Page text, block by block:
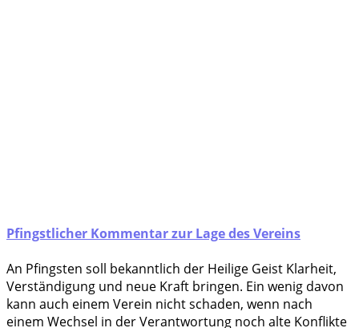
Pfingstlicher Kommentar zur Lage des Vereins
An Pfings­ten soll bekannt­lich der Hei­li­ge Geist Klar­heit,
Ver­stän­di­gung und neue Kraft brin­gen. Ein wenig davon
kann auch einem Ver­ein nicht scha­den, wenn nach
einem Wech­sel in der Ver­ant­wor­tung noch alte Kon­flik­te